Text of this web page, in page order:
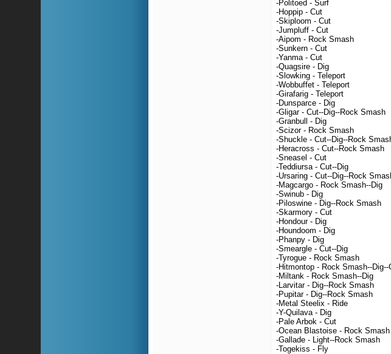
-Politoed - Surf
-Hoppip - Cut
-Skiploom - Cut
-Jumpluff - Cut
-Aipom - Rock Smash
-Sunkern - Cut
-Yanma - Cut
-Quagsire - Dig
-Slowking - Teleport
-Wobbuffet - Teleport
-Girafarig - Teleport
-Dunsparce - Dig
-Gligar - Cut--Dig--Rock Smash
-Granbull - Dig
-Scizor - Rock Smash
-Shuckle - Cut--Dig--Rock
-Heracross - Cut--Rock Smash
-Sneasel - Cut
-Teddiursa - Cut--Dig
-Ursaring - Cut--Dig--Rock
-Magcargo - Rock Smash--Dig
-Swinub - Dig
-Piloswine - Dig--Rock Smash
-Skarmory - Cut
-Hondour - Dig
-Houndoom - Dig
-Phanpy - Dig
-Smeargle - Cut--Dig
-Tyrogue - Rock Smash
-Hitmontop - Rock Smash--Dig--
-Miltank - Rock Smash--Dig
-Larvitar - Dig--Rock Smash
-Pupitar - Dig--Rock Smash
-Metal Steelix - Ride
-Y-Quilava - Dig
-Pale Arbok - Cut
-Ocean Blastoise - Rock Smash
-Gallade - Light--Rock Smash
-Togekiss - Fly